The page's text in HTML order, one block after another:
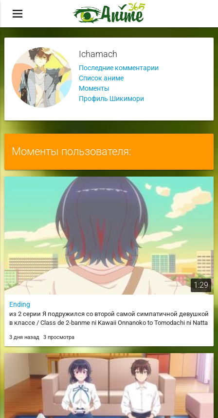
menu
Ichamach
Последние комментарии
Список аниме
Моменты
Профиль Шикимори
Моменты пользователя:
1:29
Ending
из 2 серии Я подружился со второй самой симпатичной девушкой
в классе / Class de 2-banme ni Kawaii Onnanoko to Tomodachi ni Natta
3 дня назад 3 просмотра